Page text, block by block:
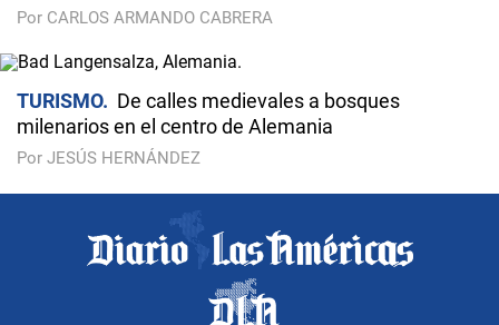
Por CARLOS ARMANDO CABRERA
TURISMO
De calles medievales a bosques
milenarios en el centro de Alemania
Por JESÚS HERNÁNDEZ